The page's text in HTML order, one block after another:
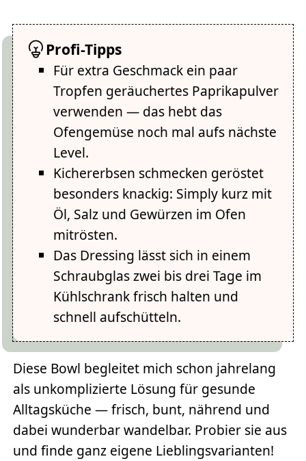
Profi-Tipps
Für extra Geschmack ein paar
Tropfen geräuchertes Paprikapulver
verwenden — das hebt das
Ofengemüse noch mal aufs nächste
Level.
Kichererbsen schmecken geröstet
besonders knackig: Simply kurz mit
Öl, Salz und Gewürzen im Ofen
mitrösten.
Das Dressing lässt sich in einem
Schraubglas zwei bis drei Tage im
Kühlschrank frisch halten und
schnell aufschütteln.
Diese Bowl begleitet mich schon jahrelang
als unkomplizierte Lösung für gesunde
Alltagsküche — frisch, bunt, nährend und
dabei wunderbar wandelbar. Probier sie aus
und finde ganz eigene Lieblingsvarianten!